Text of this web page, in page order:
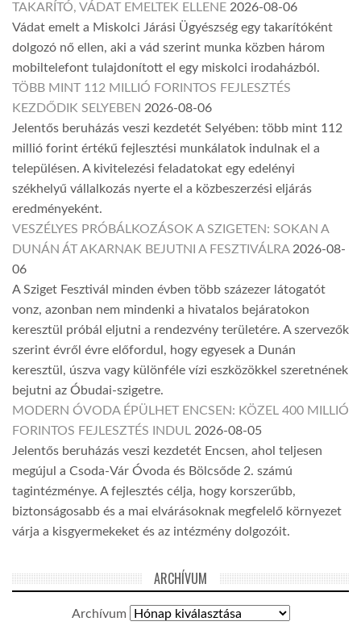
TAKARÍTÓ, VÁDAT EMELTEK ELLENE 2026-08-06
Vádat emelt a Miskolci Járási Ügyészség egy takarítóként
dolgozó nő ellen, aki a vád szerint munka közben három
mobiltelefont tulajdonított el egy miskolci irodaházból.
TÖBB MINT 112 MILLIÓ FORINTOS FEJLESZTÉS
KEZDŐDIK SELYEBEN 2026-08-06
Jelentős beruházás veszi kezdetét Selyében: több mint 112
millió forint értékű fejlesztési munkálatok indulnak el a
településen. A kivitelezési feladatokat egy edelényi
székhelyű vállalkozás nyerte el a közbeszerzési eljárás
eredményeként.
VESZÉLYES PRÓBÁLKOZÁSOK A SZIGETEN: SOKAN A
DUNÁN ÁT AKARNAK BEJUTNI A FESZTIVÁLRA 2026-08-
06
A Sziget Fesztivál minden évben több százezer látogatót
vonz, azonban nem mindenki a hivatalos bejáratokon
keresztül próbál eljutni a rendezvény területére. A szervezők
szerint évről évre előfordul, hogy egyesek a Dunán
keresztül, úszva vagy különféle vízi eszközökkel szeretnének
bejutni az Óbudai-szigetre.
MODERN ÓVODA ÉPÜLHET ENCSEN: KÖZEL 400 MILLIÓ
FORINTOS FEJLESZTÉS INDUL 2026-08-05
Jelentős beruházás veszi kezdetét Encsen, ahol teljesen
megújul a Csoda-Vár Óvoda és Bölcsőde 2. számú
tagintézménye. A fejlesztés célja, hogy korszerűbb,
biztonságosabb és a mai elvárásoknak megfelelő környezet
várja a kisgyermekeket és az intézmény dolgozóit.
ARCHÍVUM
Archívum